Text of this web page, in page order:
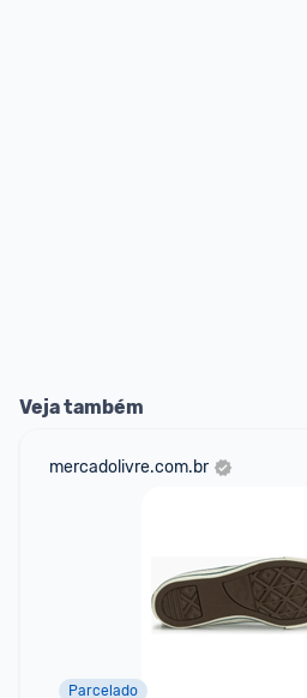
Veja também
mercadolivre.com.br
Parcelado